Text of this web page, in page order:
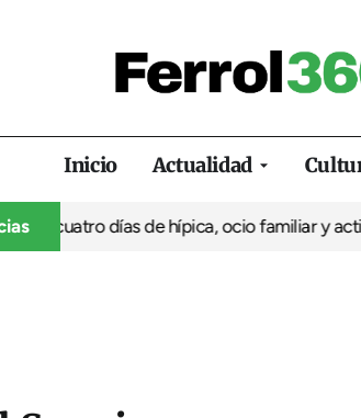
Inicio Actualidad
días de hípica, ocio familiar y actividades